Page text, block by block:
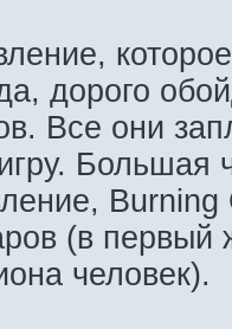
дорого
Все они
Большая
(в первый
человек).